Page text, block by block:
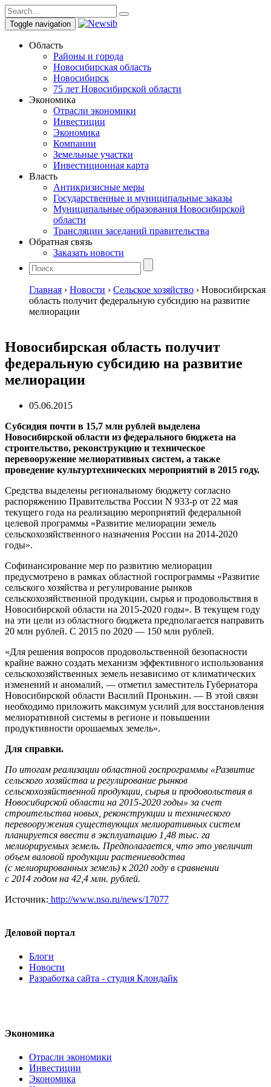
Toggle navigation
Область
Районы и города
Новосибирская область
Новосибирск
75 лет Новосибирской области
Экономика
Отрасли экономики
Инвестиции
Экономика
Компании
Земельные участки
Инвестиционная карта
Власть
Антикризисные меры
Государственные и муниципальные заказы
Муниципальные образования Новосибирской
области
Трансляции заседаний правительства
Обратная связь
Заказать новости
Главная › Новости › Сельское хозяйство › Новосибирская
область получит федеральную субсидию на развитие
мелиорации
Новосибирская область получит
федеральную субсидию на развитие
мелиорации
05.06.2015
Субсидия почти в 15,7 млн рублей выделена
Новосибирской области из федерального бюджета на
строительство, реконструкцию и техническое
перевооружение мелиоративных систем, а также
проведение культуртехнических мероприятий в 2015 году.
Средства выделены региональному бюджету согласно
распоряжению Правительства России N 933-р от 22 мая
текущего года на реализацию мероприятий федеральной
целевой программы «Развитие мелиорации земель
сельскохозяйственного назначения России на 2014-2020
годы».
Софинансирование мер по развитию мелиорации
предусмотрено в рамках областной госпрограммы «Развитие
сельского хозяйства и регулирование рынков
сельскохозяйственной продукции, сырья и продовольствия в
Новосибирской области на 2015-2020 годы». В текущем году
на эти цели из областного бюджета предполагается направить
20 млн рублей. С 2015 по 2020 — 150 млн рублей.
«Для решения вопросов продовольственной безопасности
крайне важно создать механизм эффективного использования
сельскохозяйственных земель независимо от климатических
изменений и аномалий, — отметил заместитель Губернатора
Новосибирской области Василий Пронькин. — В этой связи
необходимо приложить максимум усилий для восстановления
мелиоративной системы в регионе и повышении
продуктивности орошаемых земель».
Для справки.
По итогам реализации областной госпрограммы «Развитие
сельского хозяйства и регулирование рынков
сельскохозяйственной продукции, сырья и продовольствия в
Новосибирской области на 2015-2020 годы» за счет
строительства новых, реконструкции и технического
перевооружения существующих мелиоративных систем
планируется ввести в эксплуатацию 1,48 тыс. га
мелиорируемых земель. Предполагается, что это увеличит
объем валовой продукции растениеводства
(с мелиорированных земель) к 2020 году в сравнении
с 2014 годом на 42,4 млн. рублей.
Источник: http://www.nso.ru/news/17077
Деловой портал
Блоги
Новости
Разработка сайта - студия Клондайк
Экономика
Отрасли экономики
Инвестиции
Экономика